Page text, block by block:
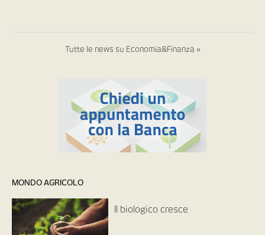
Tutte le news su Economia&Finanza »
MONDO AGRICOLO
Il biologico cresce